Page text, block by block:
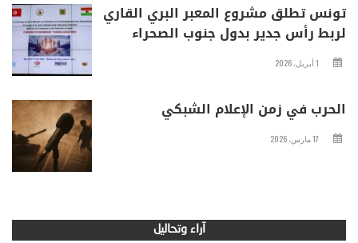
تونس تطلق مشروع المعبر البري القاري
لربط رأس جدير بدول جنوب الصحراء
1 أبريل، 2026
الحرب في زمن الإعلام الشبكي
17 مارس، 2026
آراء وتحاليل